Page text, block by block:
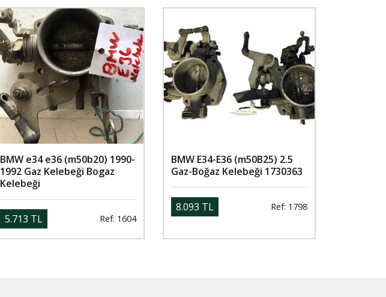
BMW e34 e36 (m50b20) 1990-
1992 Gaz Kelebeği Bogaz
Kelebeği
5.713 TL Ref: 1604
BMW E34-E36 (m50B25) 2.5
Gaz-Boğaz Kelebeği 1730363
8.093 TL Ref: 1798